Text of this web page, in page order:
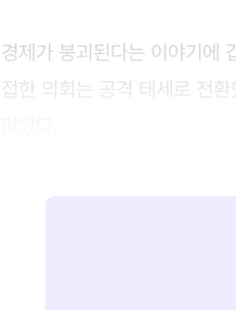
경제가 붕괴된다는 이야기에
접한 의회는 공격 태세로 전